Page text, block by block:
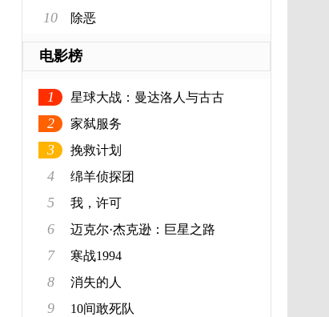
10 除恶
电影榜
1 星球大战：曼达洛人与古古
2 家弑服务
3 挽救计划
4 绵羊侦探团
5 我，许可
6 迈克尔·杰克逊：巨星之路
7 寒战1994
8 消失的人
9 10间敢死队